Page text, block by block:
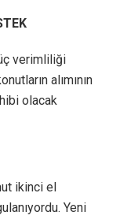
verimliliği
alımının
olacak
ikinci el
Yeni